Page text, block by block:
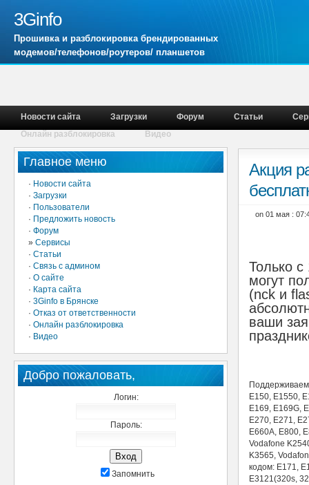
3Ginfo
Прошивка и разблокировка брендированных
модемов/телефонов/роутеров/ планшетов
Новости сайта Загрузки Форум Статьи
Онлайн разблокировка
Видео
Главное меню
· Новости сайта
· Загрузки
· Пользователи
· Предложить новость
· Форум
» Сервисы
· Статьи
· Связь с админом
· О сайте
· Карта сайта
· 3Ginfo в Брянске
· Отказ от ответственности
· Онлайн разблокировка
· Видео
Добро пожаловать,
Логин:
Пароль:
Запомнить
Акция
on 01 мая :
Только
могут
(nck и
ваши
E150, E1550,
E169, E169G,
E270, E271,
E660A, E800,
Vodafone
K3565,
кодом: E171,
E3121(320s,